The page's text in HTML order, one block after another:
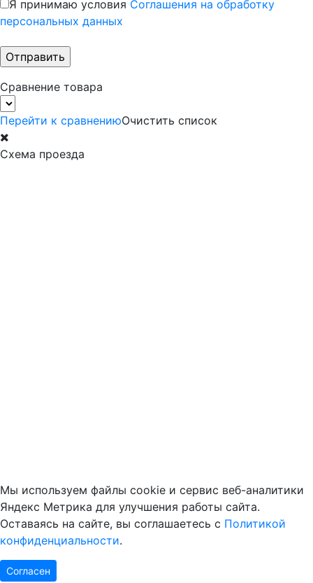
Я принимаю условия Соглашения на обработку
персональных данных
Сравнение товара
Перейти к сравнениюОчистить список
Схема проезда
Мы используем файлы cookie и сервис веб-аналитики
Яндекс Метрика для улучшения работы сайта.
Оставаясь на сайте, вы соглашаетесь с Политикой
конфиденциальности.
Согласен